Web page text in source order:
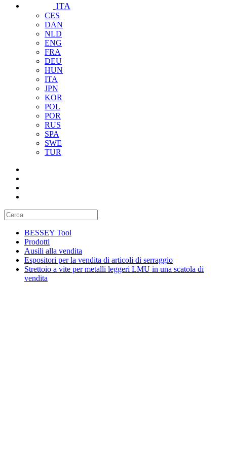
ITA
CES
DAN
NLD
ENG
FRA
DEU
HUN
ITA
JPN
KOR
POL
POR
RUS
SPA
SWE
TUR
BESSEY Tool
Prodotti
Ausili alla vendita
Espositori per la vendita di articoli di serraggio
Strettoio a vite per metalli leggeri LMU in una scatola di
vendita